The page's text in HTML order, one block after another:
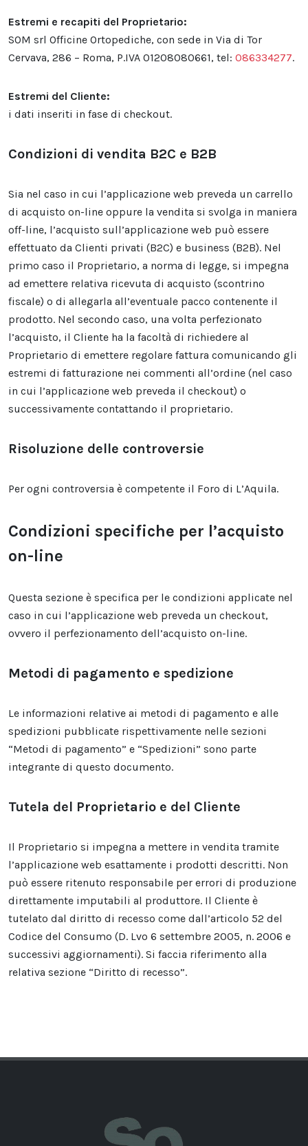
Estremi e recapiti del Proprietario:
SOM srl Officine Ortopediche, con sede in Via di Tor
Cervava, 286 – Roma, P.IVA 01208080661, tel: 086334277.
Estremi del Cliente:
i dati inseriti in fase di checkout.
Condizioni di vendita B2C e B2B
Sia nel caso in cui l’applicazione web preveda un carrello
di acquisto on-line oppure la vendita si svolga in maniera
off-line, l’acquisto sull’applicazione web può essere
effettuato da Clienti privati (B2C) e business (B2B). Nel
primo caso il Proprietario, a norma di legge, si impegna
ad emettere relativa ricevuta di acquisto (scontrino
fiscale) o di allegarla all’eventuale pacco contenente il
prodotto. Nel secondo caso, una volta perfezionato
l’acquisto, il Cliente ha la facoltà di richiedere al
Proprietario di emettere regolare fattura comunicando gli
estremi di fatturazione nei commenti all’ordine (nel caso
in cui l’applicazione web preveda il checkout) o
successivamente contattando il proprietario.
Risoluzione delle controversie
Per ogni controversia è competente il Foro di L’Aquila.
Condizioni specifiche per l’acquisto
on-line
Questa sezione è specifica per le condizioni applicate nel
caso in cui l’applicazione web preveda un checkout,
ovvero il perfezionamento dell’acquisto on-line.
Metodi di pagamento e spedizione
Le informazioni relative ai metodi di pagamento e alle
spedizioni pubblicate rispettivamente nelle sezioni
“Metodi di pagamento” e “Spedizioni” sono parte
integrante di questo documento.
Tutela del Proprietario e del Cliente
Il Proprietario si impegna a mettere in vendita tramite
l’applicazione web esattamente i prodotti descritti. Non
può essere ritenuto responsabile per errori di produzione
direttamente imputabili al produttore. Il Cliente è
tutelato dal diritto di recesso come dall’articolo 52 del
Codice del Consumo (D. Lvo 6 settembre 2005, n. 2006 e
successivi aggiornamenti). Si faccia riferimento alla
relativa sezione “Diritto di recesso”.